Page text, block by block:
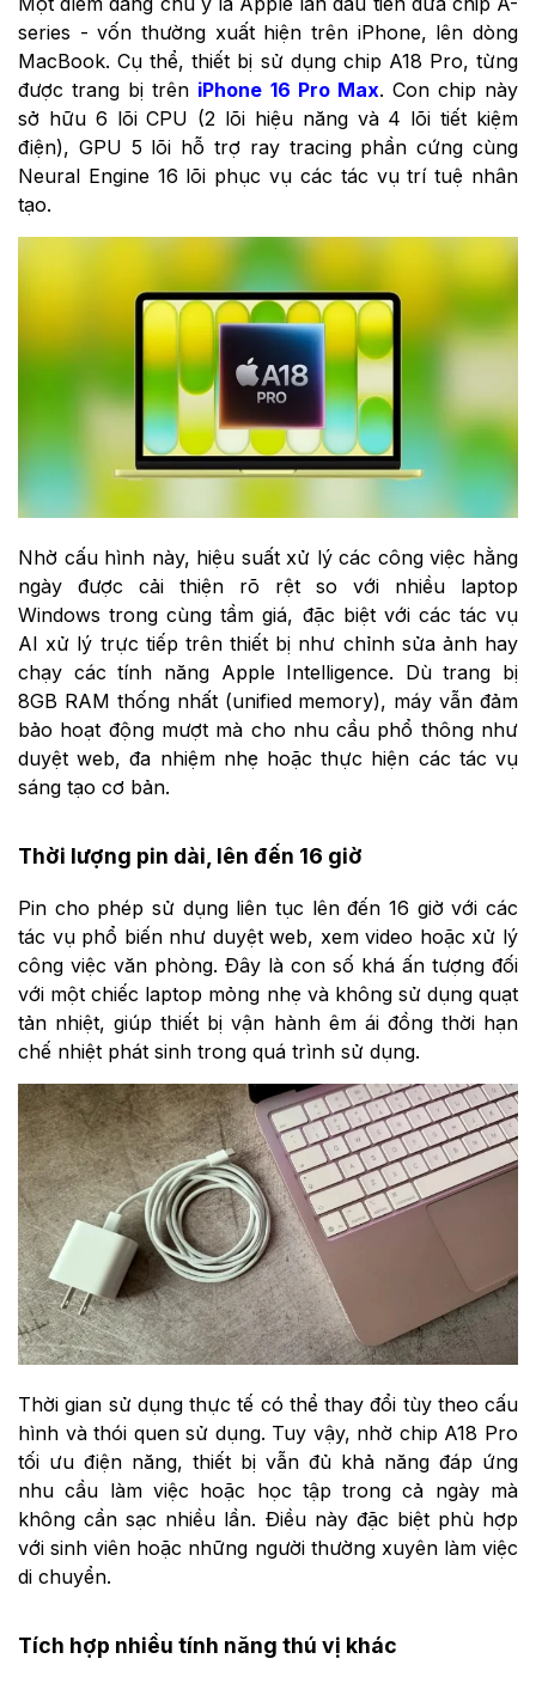
series - vốn thường xuất hiện trên iPhone, lên dòng
MacBook. Cụ thể, thiết bị sử dụng chip A18 Pro, từng
được trang bị trên iPhone 16 Pro Max. Con chip này
sở hữu 6 lõi CPU (2 lõi hiệu năng và 4 lõi tiết kiệm
điện), GPU 5 lõi hỗ trợ ray tracing phần cứng cùng
Neural Engine 16 lõi phục vụ các tác vụ trí tuệ nhân
tạo.
Nhờ cấu hình này, hiệu suất xử lý các công việc hằng
ngày được cải thiện rõ rệt so với nhiều laptop
Windows trong cùng tầm giá, đặc biệt với các tác vụ
AI xử lý trực tiếp trên thiết bị như chỉnh sửa ảnh hay
chạy các tính năng Apple Intelligence. Dù trang bị
8GB RAM thống nhất (unified memory), máy vẫn đảm
bảo hoạt động mượt mà cho nhu cầu phổ thông như
duyệt web, đa nhiệm nhẹ hoặc thực hiện các tác vụ
sáng tạo cơ bản.
Thời lượng pin dài, lên đến 16 giờ
Pin cho phép sử dụng liên tục lên đến 16 giờ với các
tác vụ phổ biến như duyệt web, xem video hoặc xử lý
công việc văn phòng. Đây là con số khá ấn tượng đối
với một chiếc laptop mỏng nhẹ và không sử dụng quạt
tản nhiệt, giúp thiết bị vận hành êm ái đồng thời hạn
chế nhiệt phát sinh trong quá trình sử dụng.
Thời gian sử dụng thực tế có thể thay đổi tùy theo cấu
hình và thói quen sử dụng. Tuy vậy, nhờ chip A18 Pro
tối ưu điện năng, thiết bị vẫn đủ khả năng đáp ứng
nhu cầu làm việc hoặc học tập trong cả ngày mà
không cần sạc nhiều lần. Điều này đặc biệt phù hợp
với sinh viên hoặc những người thường xuyên làm việc
di chuyển.
Tích hợp nhiều tính năng thú vị khác